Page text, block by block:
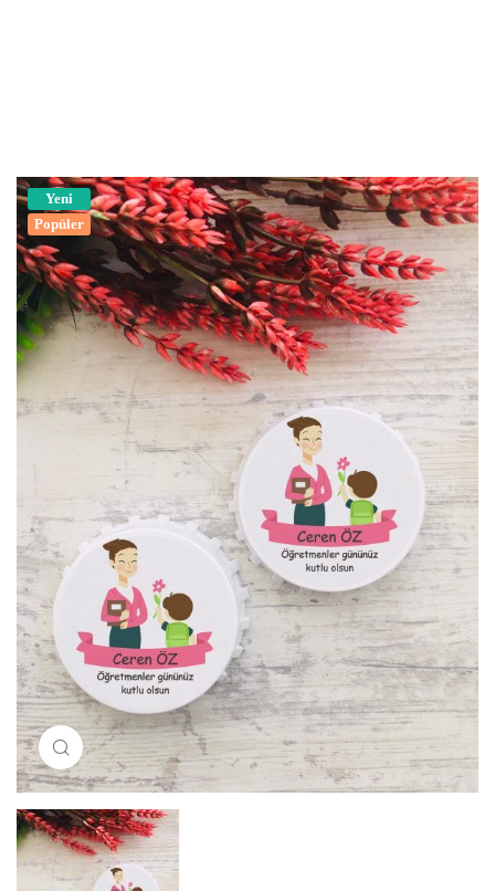
Yeni
Popüler
Resimi büyütmek için tıklayın